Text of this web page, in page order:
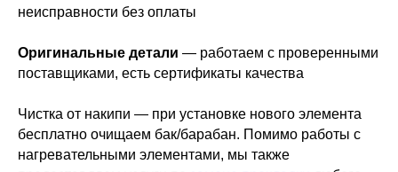
неисправности без оплаты
Оригинальные детали — работаем с проверенными
поставщиками, есть сертификаты качества
Чистка от накипи — при установке нового элемента
бесплатно очищаем бак/барабан. Помимо работы с
нагревательными элементами, мы также